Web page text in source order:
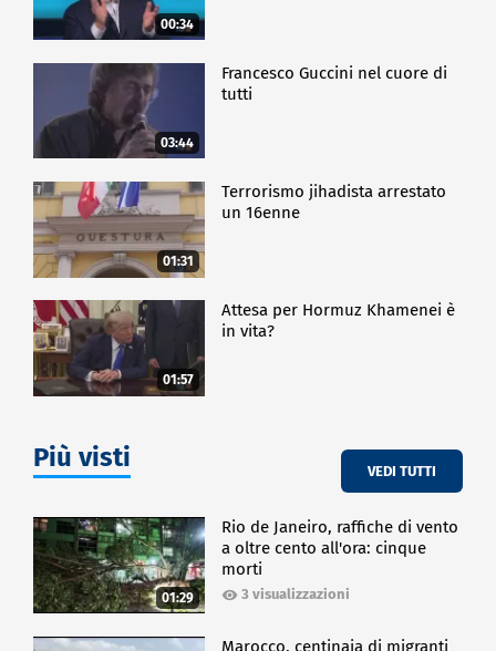
00:34
03:44
Francesco Guccini nel cuore di
tutti
01:31
Terrorismo jihadista arrestato
un 16enne
01:57
Attesa per Hormuz Khamenei è
in vita?
Più visti VEDI TUTTI
01:29
Rio de Janeiro, raffiche di vento
a oltre cento all'ora: cinque
morti
3 visualizzazioni
Marocco, centinaia di migranti